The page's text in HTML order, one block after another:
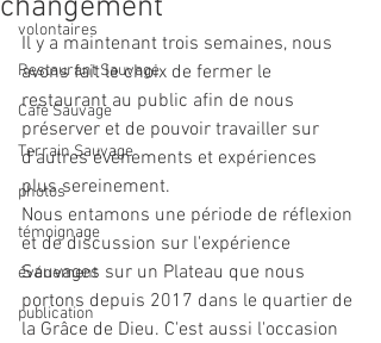
volontaires
Restaurant Sauvage
Café Sauvage
Terrain Sauvage
photos
témoignage
événement
publication
changement
Il y a maintenant trois semaines, nous
avons fait le choix de fermer le
restaurant au public afin de nous
préserver et de pouvoir travailler sur
d’autres évènements et expériences
plus sereinement.
Nous entamons une période de réflexion
et de discussion sur l'expérience
Sauvages sur un Plateau que nous
portons depuis 2017 dans le quartier de
la Grâce de Dieu. C'est aussi l'occasion